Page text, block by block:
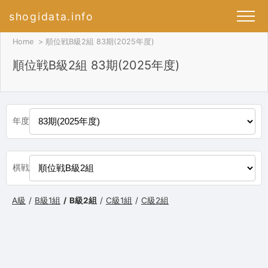
shogidata.info
Home 順位戦B級2組 83期(2025年度)
順位戦B級2組 83期(2025年度)
年度
棋戦
A級 B級1組 B級2組 C級1組 C級2組